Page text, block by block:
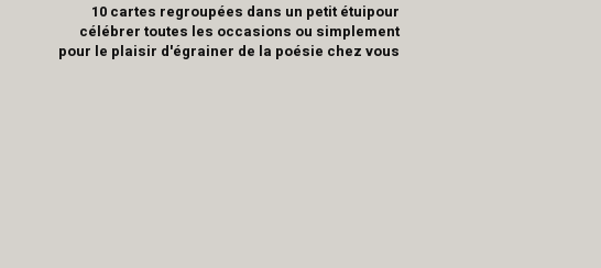
10 cartes regroupées dans un petit étuipour
célébrer toutes les occasions ou simplement
pour le plaisir d'égrainer de la poésie chez vous